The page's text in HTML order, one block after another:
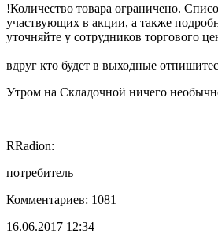
!Количество товара ограничено.
участвующих в акции, а также
уточняйте у сотрудников торгового
вдруг кто будет в выходные
Утром на Складочной ничего
RRadion:
потребитель
Комментариев: 1081
16.06.2017 12:34